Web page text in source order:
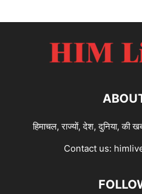
हिमाचल, राज्यों, देश, दुनिया, की
Contact us: